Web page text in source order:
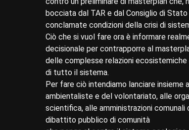
bocciata dal TAR e dal Consiglio di
conclamate condizioni della crisi di
Ciò che si vuol fare ora è informare
decisionale per contrapporre al
delle complesse relazioni
di tutto il sistema.
Per fare ciò intendiamo lanciare
ambientaliste e del volontariato, alle
scientifica, alle amministrazioni comunali
dibattito pubblico di comunità